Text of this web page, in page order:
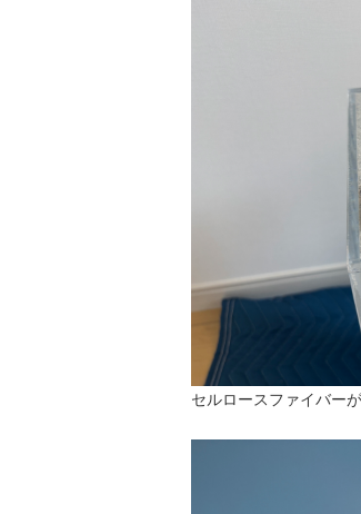
セルロースファイバー